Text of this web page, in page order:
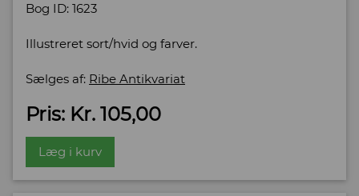
Bog ID: 1623
Illustreret sort/hvid og farver.
Sælges af: Ribe Antikvariat
Pris: Kr. 105,00
Læg i kurv